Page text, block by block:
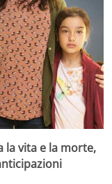
la vita e la morte,